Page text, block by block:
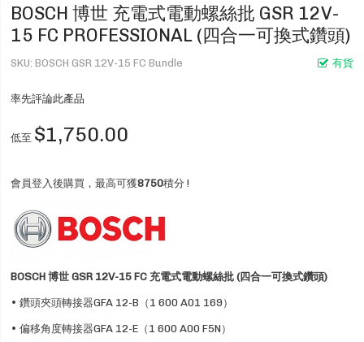
BOSCH 博世 充電式電動螺絲批 GSR 12V-
15 FC PROFESSIONAL (四合一可換式鑽頭)
有貨
SKU BOSCH GSR 12V-15 FC Bundle
率先評論此產品
低至 $1,750.00
會員登入後購買，最高可獲8750積分 !
BOSCH 博世 GSR 12V-15 FC 充電式電動螺絲批 (四合一可換式鑽頭)
• 鑽頭夾頭轉接器GFA 12-B（1 600 A01 169）
• 偏移角度轉接器GFA 12-E（1 600 A00 F5N）